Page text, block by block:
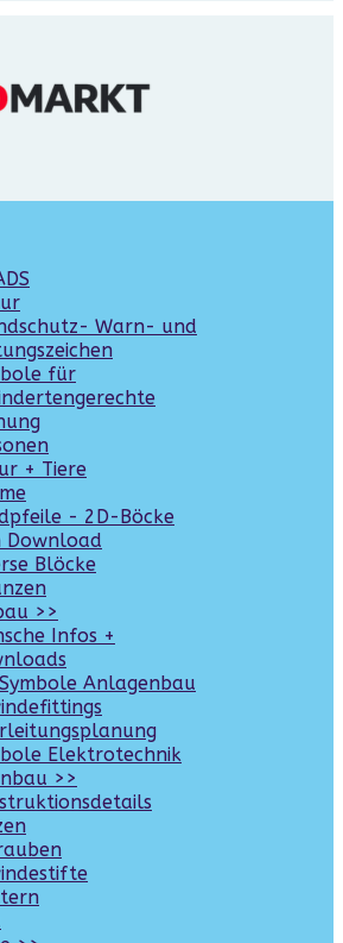
Warn- und
für
+ Tiere
- 2D-Böcke
Download
Blöcke
>>
Infos +
Anlagenbau
Elektrotechnik
>>